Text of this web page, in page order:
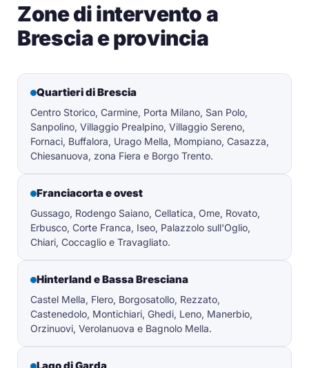
Zone di intervento a
Brescia e provincia
Quartieri di Brescia
Centro Storico, Carmine, Porta Milano, San Polo,
Sanpolino, Villaggio Prealpino, Villaggio Sereno,
Fornaci, Buffalora, Urago Mella, Mompiano, Casazza,
Chiesanuova, zona Fiera e Borgo Trento.
Franciacorta e ovest
Gussago, Rodengo Saiano, Cellatica, Ome, Rovato,
Erbusco, Corte Franca, Iseo, Palazzolo sull'Oglio,
Chiari, Coccaglio e Travagliato.
Hinterland e Bassa Bresciana
Castel Mella, Flero, Borgosatollo, Rezzato,
Castenedolo, Montichiari, Ghedi, Leno, Manerbio,
Orzinuovi, Verolanuova e Bagnolo Mella.